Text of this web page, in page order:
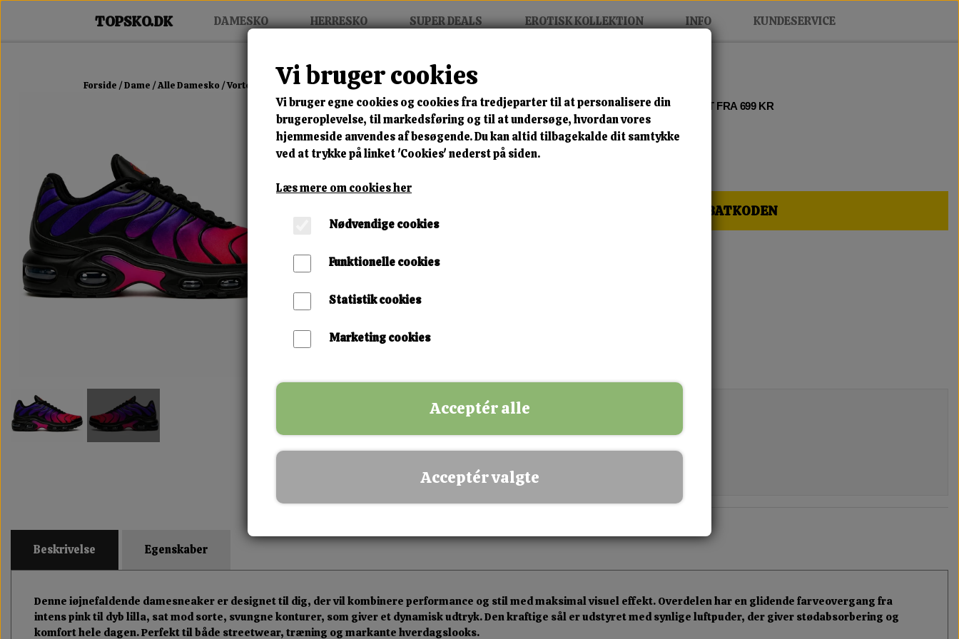
DAMESKO HERRESKO SUPER DEALS EROTISK KOLLEKTION INFO KUNDESERVICE
Forside Dame Alle Damesko Vortex Neon Fusion
MIX FRIT • KØB 3 BETAL FOR 2 • FRI FRAGT FRA 699 KR
Vortex Neon Fusion
🎁 SPAR 10 % – KLIK HER OG FÅ RABATKODEN
500,00 kr.
36 37
✅ Fysisk butik i Esbjerg
✅ Sikker betaling
Beskrivelse Egenskaber
Denne iøjnefaldende damesneaker er designet til dig, der vil kombinere performance og stil med maksimal visuel effekt. Overdelen har en glidende farveovergang fra
intens pink til dyb lilla, sat mod sorte, svungne konturer, som giver et dynamisk udtryk. Den kraftige sål er udstyret med synlige luftpuder, der giver stødabsorbering og
komfort hele dagen. Perfekt til både streetwear, træning og markante hverdagslooks.
Vi bruger cookies
Vi bruger egne cookies og cookies fra tredjeparter til at personalisere din
brugeroplevelse, til markedsføring og til at undersøge, hvordan vores
hjemmeside anvendes af besøgende. Du kan altid tilbagekalde dit samtykke
ved at trykke på linket 'Cookies' nederst på siden.
Læs mere om cookies her
Nødvendige cookies
Funktionelle cookies
Statistik cookies
Marketing cookies
Acceptér alle
Acceptér valgte